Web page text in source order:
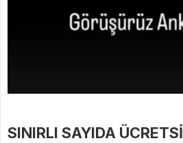
SINIRLI SAYIDA